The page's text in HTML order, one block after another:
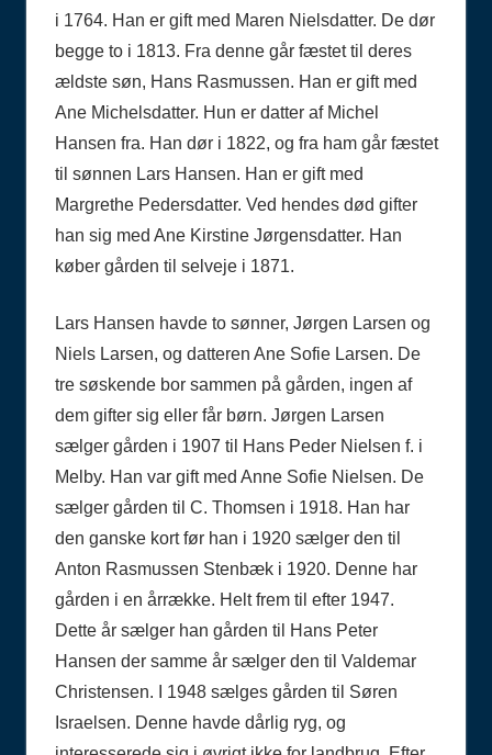
i 1764. Han er gift med Maren Nielsdatter. De dør
begge to i 1813. Fra denne går fæstet til deres
ældste søn, Hans Rasmussen. Han er gift med
Ane Michelsdatter. Hun er datter af Michel
Hansen fra. Han dør i 1822, og fra ham går fæstet
til sønnen Lars Hansen. Han er gift med
Margrethe Pedersdatter. Ved hendes død gifter
han sig med Ane Kirstine Jørgensdatter. Han
køber gården til selveje i 1871.
Lars Hansen havde to sønner, Jørgen Larsen og
Niels Larsen, og datteren Ane Sofie Larsen. De
tre søskende bor sammen på gården, ingen af
dem gifter sig eller får børn. Jørgen Larsen
sælger gården i 1907 til Hans Peder Nielsen f. i
Melby. Han var gift med Anne Sofie Nielsen. De
sælger gården til C. Thomsen i 1918. Han har
den ganske kort før han i 1920 sælger den til
Anton Rasmussen Stenbæk i 1920. Denne har
gården i en årrække. Helt frem til efter 1947.
Dette år sælger han gården til Hans Peter
Hansen der samme år sælger den til Valdemar
Christensen. I 1948 sælges gården til Søren
Israelsen. Denne havde dårlig ryg, og